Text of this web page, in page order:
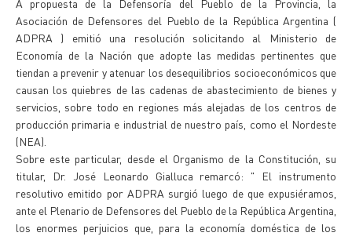
A propuesta de la Defensoría del Pueblo de la Provincia, la
Asociación de Defensores del Pueblo de la República Argentina (
ADPRA ) emitió una resolución solicitando al Ministerio de
Economía de la Nación que adopte las medidas pertinentes que
tiendan a prevenir y atenuar los desequilibrios socioeconómicos que
causan los quiebres de las cadenas de abastecimiento de bienes y
servicios, sobre todo en regiones más alejadas de los centros de
producción primaria e industrial de nuestro país, como el Nordeste
(NEA).
Sobre este particular, desde el Organismo de la Constitución, su
titular, Dr. José Leonardo Gialluca remarcó: " El instrumento
resolutivo emitido por ADPRA surgió luego de que expusiéramos,
ante el Plenario de Defensores del Pueblo de la República Argentina,
los enormes perjuicios que, para la economía doméstica de los